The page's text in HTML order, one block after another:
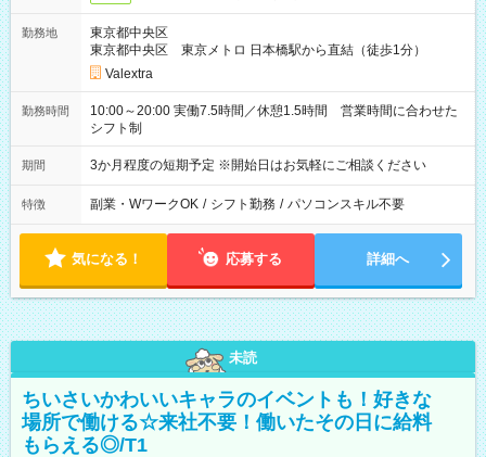
勤務地
東京都中央区
東京都中央区 東京メトロ 日本橋駅から直結（徒歩1分）
Valextra
勤務時間
10:00～20:00 実働7.5時間／休憩1.5時間 営業時間に合わせた
シフト制
期間 3か月程度の短期予定 ※開始日はお気軽にご相談ください
特徴 副業・WワークOK / シフト勤務 / パソコンスキル不要
気になる！ 応募する 詳細へ
未読
ちいさいかわいいキャラのイベントも！好きな
場所で働ける☆来社不要！働いたその日に給料
もらえる◎/T1